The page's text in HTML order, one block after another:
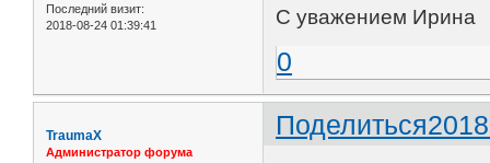
Последний визит:
2018-08-24 01:39:41
С уважением Ирина
0
Поделиться
TraumaX
Администратор форума